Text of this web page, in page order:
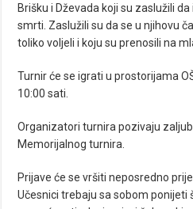
Brišku i Dževada koji su zaslužili
smrti. Zaslužili su da se u njihovu
toliko voljeli i koju su prenosili na
Turnir će se igrati u prostorijama
10:00 sati.
Organizatori turnira pozivaju
Memorijalnog turnira.
Prijave će se vršiti neposredno
Učesnici trebaju sa sobom ponijeti